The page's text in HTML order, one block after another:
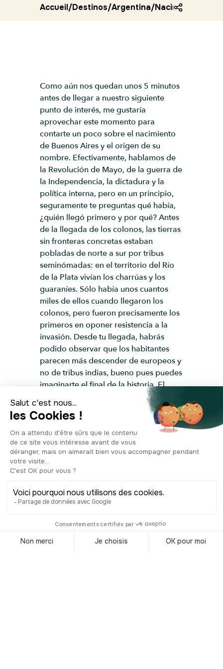
Accueil/Destinos/Argentina/Nacimiento de
Como aún nos quedan unos 5 minutos
antes de llegar a nuestro siguiente
punto de interés, me gustaría
aprovechar este momento para
contarte un poco sobre el nacimiento
de Buenos Aires y el origen de su
nombre. Efectivamente, hablamos de
la Revolución de Mayo, de la guerra de
la Independencia, la dictadura y la
política interna, pero en un principio,
seguramente te preguntas qué había,
¿quién llegó primero y por qué? Antes
de la llegada de los colonos, las tierras
sin fronteras concretas estaban
pobladas de norte a sur por tribus
seminómadas: en el territorio del Río
de la Plata vivían los charrúas y los
guaraníes. Sólo había unos cuantos
miles de ellos cuando llegaron los
colonos, pero fueron precisamente los
primeros en oponer resistencia a la
invasión. Desde tu llegada, habrás
podido observar que los habitantes
parecen más descender de europeos y
no de tribus indias, bueno pues puedes
imaginarte el final de la historia. El
descubierta tierra fue Juan Díaz de
Solís. Sin embargo, resultó no ser rival
para los indios y fue asesinado en un
ataque defensivo. A continuación llegó
Pedro de Mendoza en busca de oro y
se estableció en el lugar del actual San
que llamó “Nuestra Señora Santa María
del Buen Ayre”. Dicha colonia también
cabo de 40 años, Juan de Garay volvió
a intentarlo y cambió el nombre de la